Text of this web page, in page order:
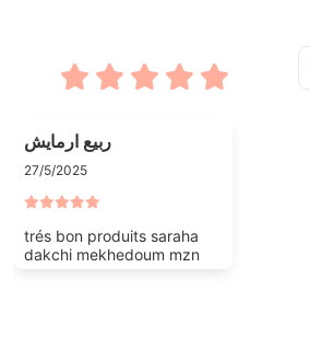
ربيع ارمايش
27/5/2025
trés bon produits saraha
dakchi mekhedoum mzn